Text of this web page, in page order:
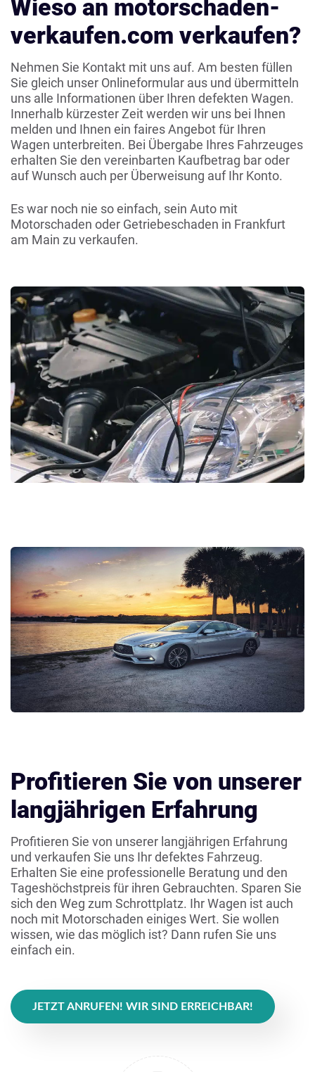
Wieso an motorschaden-
verkaufen.com verkaufen?
Nehmen Sie Kontakt mit uns auf. Am besten füllen
Sie gleich unser Onlineformular aus und übermitteln
uns alle Informationen über Ihren defekten Wagen.
Innerhalb kürzester Zeit werden wir uns bei Ihnen
melden und Ihnen ein faires Angebot für Ihren
Wagen unterbreiten. Bei Übergabe Ihres Fahrzeuges
erhalten Sie den vereinbarten Kaufbetrag bar oder
auf Wunsch auch per Überweisung auf Ihr Konto.
Es war noch nie so einfach, sein Auto mit
Motorschaden oder Getriebeschaden in Frankfurt
am Main zu verkaufen.
Profitieren Sie von unserer
langjährigen Erfahrung
Profitieren Sie von unserer langjährigen Erfahrung
und verkaufen Sie uns Ihr defektes Fahrzeug.
Erhalten Sie eine professionelle Beratung und den
Tageshöchstpreis für ihren Gebrauchten. Sparen Sie
sich den Weg zum Schrottplatz. Ihr Wagen ist auch
noch mit Motorschaden einiges Wert. Sie wollen
wissen, wie das möglich ist? Dann rufen Sie uns
einfach ein.
JETZT ANRUFEN! WIR SIND ERREICHBAR!